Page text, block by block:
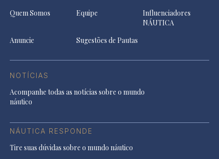
Quem Somos Equipe
Influenciadores
NÁUTICA
Anuncie
Sugestões de Pautas
NOTÍCIAS
Acompanhe todas as notícias sobre o mundo
náutico
NÁUTICA RESPONDE
Tire suas dúvidas sobre o mundo náutico